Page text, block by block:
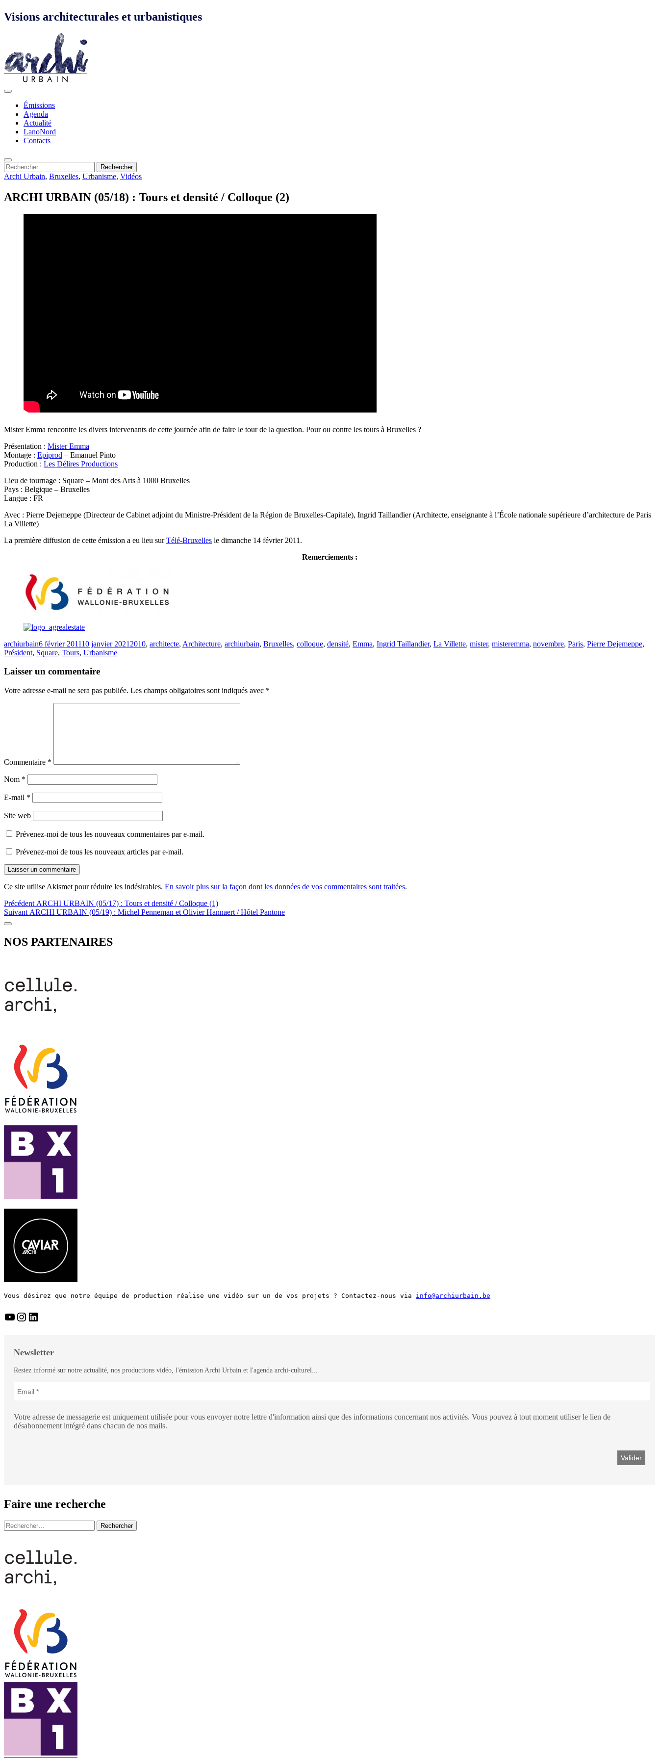
Accéder
au
Visions architecturales et urbanistiques
Menu
principalÉmissions
Agenda
Actualité
LanoNord
Contacts
Recherche
Rechercher :
Archi Urbain, Bruxelles, Urbanisme, Vidéos
ARCHI URBAIN (05/18) : Tours et densité / Colloque (2)
Mister Emma rencontre les divers intervenants de cette journée afin de faire le tour de la question. Pour ou contre les tours à Bruxelles ?
Présentation : Mister Emma
Montage : Epiprod – Emanuel Pinto
Production : Les Délires Productions
Lieu de tournage : Square – Mont des Arts à 1000 Bruxelles
Pays : Belgique – Bruxelles
Langue : FR
Avec : Pierre Dejemeppe (Directeur de Cabinet adjoint du Ministre-Président de la Région de Bruxelles-Capitale), Ingrid Taillandier (Architecte, enseignante à l’École nationale supérieure d’architecture de Paris
La Villette)
La première diffusion de cette émission a eu lieu surTélé-Bruxelles le dimanche 14 février 2011.
Remerciements :
archiurbain6 février 201110 janvier 2021 2010, architecte, Architecture, archiurbain, Bruxelles, colloque, densité, Emma, Ingrid Taillandier, La Villette, mister, misteremma, novembre, Paris, Pierre Dejemeppe,
Président, Square, Tours, Urbanisme
Laisser un commentaire
Votre adresse e-mail ne sera pas publiée. Les champs obligatoires sont indiqués avec *
Commentaire *
Nom *
E-mail *
Site web
Prévenez-moi de tous les nouveaux commentaires par e-mail.
Prévenez-moi de tous les nouveaux articles par e-mail.
Ce site utilise Akismet pour réduire les indésirables. En savoir plus sur la façon dont les données de vos commentaires sont traitées.
Navigation
de
Précédent Article
précédent :
ARCHI URBAIN (05/17) : Tours et densité / Colloque (1)
Suivant Article
ARCHI URBAIN (05/19) : Michel Penneman et Olivier Hannaert / Hôtel Pantone
Colonne
NOS PARTENAIRES
Vous désirez que notre équipe de production réalise une vidéo sur un de vos projets ? Contactez-nous via info@archiurbain.be
YouTube
Instagram
LinkedIn
Newsletter
Restez informé sur notre actualité, nos productions vidéo, l'émission Archi Urbain et l'agenda archi-culturel...
Votre adresse de messagerie est uniquement utilisée pour vous envoyer notre lettre d'information ainsi que des informations concernant nos activités. Vous pouvez à tout moment utiliser le lien de
désabonnement intégré dans chacun de nos mails.
Faire une recherche
Rechercher :